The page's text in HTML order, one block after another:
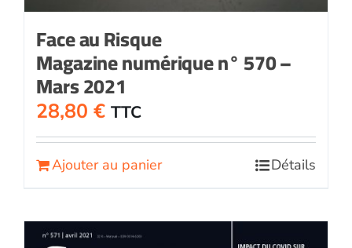
Face au Risque
Magazine numérique n° 570 –
Mars 2021
28,80 € TTC
Ajouter au panier Détails